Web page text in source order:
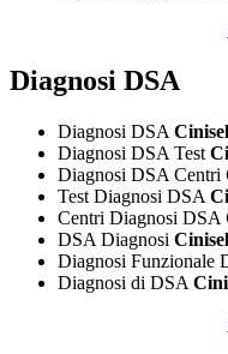
Diagnosi DSA
Diagnosi DSA
Diagnosi DSA Test
Diagnosi DSA Centri
Test Diagnosi DSA
Centri Diagnosi DSA
DSA Diagnosi
Diagnosi Funzionale
Diagnosi di DSA